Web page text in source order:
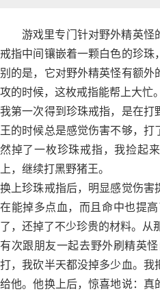
游戏里专门针对野外精英怪
戒指中间镶嵌着一颗白色的珍
别的是，它对野外精英怪有额
攻的时候，这枚戒指能帮上大忙。
我第一次得到珍珠戒指，是在
王的时候总是感觉伤害不够，
然掉了一枚珍珠戒指，我捡起
上，继续打黑野猪王。
换上珍珠戒指后，明显感觉伤
在能掉多点血，而且命中也提
了，还掉了不少珍贵的材料。从
有次跟朋友一起去野外刷精英
打，我砍半天都没掉多少血。
给他。他换上后，惊喜地说：